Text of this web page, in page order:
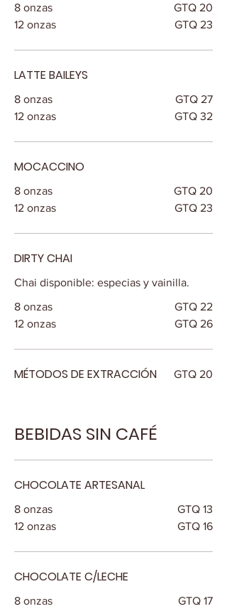
8 onzas
GTQ 20
12 onzas
GTQ 23
LATTE BAILEYS
8 onzas
GTQ 27
12 onzas
GTQ 32
MOCACCINO
8 onzas
GTQ 20
12 onzas
GTQ 23
DIRTY CHAI
Chai disponible: especias y vainilla.
8 onzas
GTQ 22
12 onzas
GTQ 26
MÉTODOS DE EXTRACCIÓN GTQ 20
BEBIDAS SIN CAFÉ
CHOCOLATE ARTESANAL
8 onzas
GTQ 13
12 onzas
GTQ 16
CHOCOLATE C/LECHE
8 onzas
GTQ 17